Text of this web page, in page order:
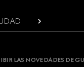
LAS NOVEDADES DE